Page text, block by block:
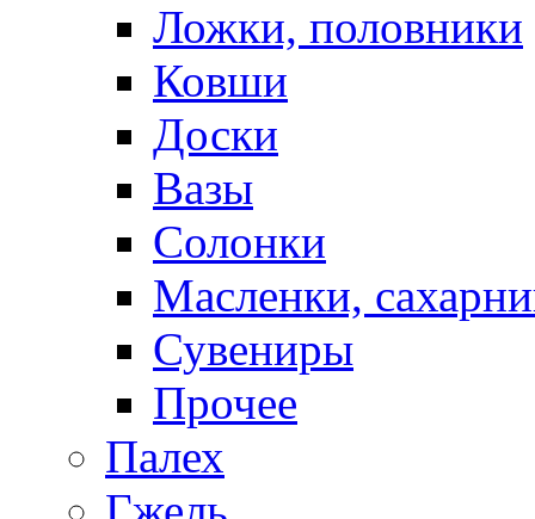
Ложки, половники
Ковши
Доски
Вазы
Солонки
Масленки,
Сувениры
Прочее
Палех